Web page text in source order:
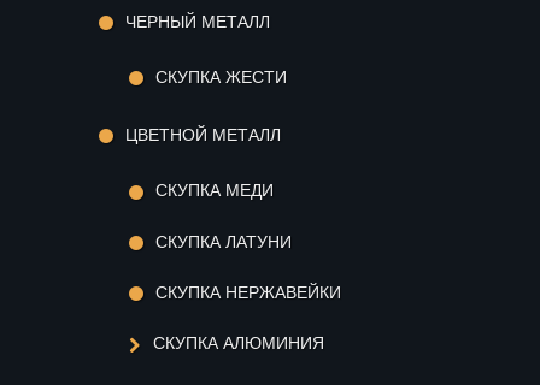
ЧЕРНЫЙ МЕТАЛЛ
СКУПКА ЖЕСТИ
ЦВЕТНОЙ МЕТАЛЛ
СКУПКА МЕДИ
СКУПКА ЛАТУНИ
СКУПКА НЕРЖАВЕЙКИ
СКУПКА АЛЮМИНИЯ